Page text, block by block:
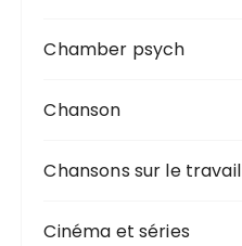
Chamber psych
Chanson
Chansons sur le travail
Cinéma et séries